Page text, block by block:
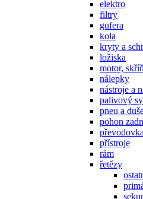
elektro
filtry
gufera
kola
kryty a
ložiska
motor,
nálepky
nástroje a
palivový
pneu a
pohon
převodovka
přístroje
rám
řetězy